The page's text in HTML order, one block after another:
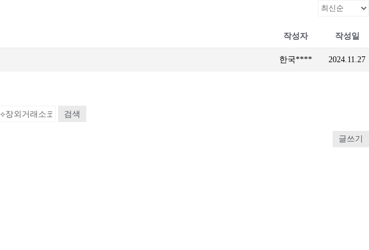
작성자 작성일
한국**** 2024.11.27
검색
글쓰기